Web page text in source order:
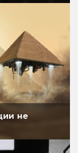
не